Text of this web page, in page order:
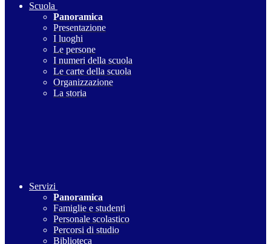
Scuola
Panoramica
Presentazione
I luoghi
Le persone
I numeri della scuola
Le carte della scuola
Organizzazione
La storia
Servizi
Panoramica
Famiglie e studenti
Personale scolastico
Percorsi di studio
Biblioteca